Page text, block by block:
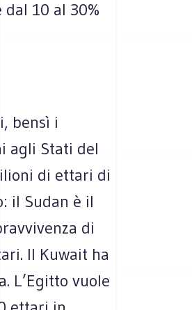
10 al 30%
bensì i
agli Stati del
di ettari di
il Sudan è il
di
Il Kuwait ha
L’Egitto vuole